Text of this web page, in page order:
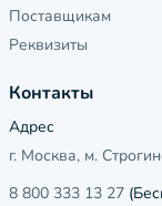
Поставщикам
Реквизиты
Контакты
Адрес
г. Москва, м.
8 800 333 13 27